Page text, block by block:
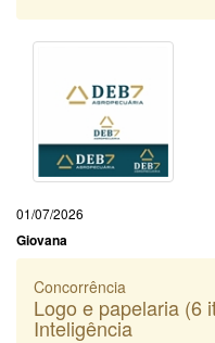
01/07/2026
Giovana
Concorrência
Logo e papelaria (6
Inteligência